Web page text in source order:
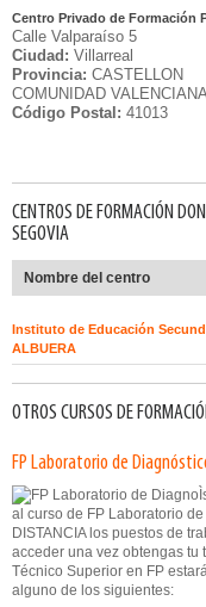
Centro Privado de Formación
Calle Valparaíso 5
Ciudad: Villarreal
Provincia: CASTELLON
COMUNIDAD
Código Postal: 41013
CENTROS DE FORMACIÓN
SEGOVIA
Nombre del centro
Instituto de Educación
ALBUERA
OTROS CURSOS DE
FP Laboratorio de
al curso de FP Laboratorio
DISTANCIA los puestos de
acceder una vez obtengas tu
Técnico Superior en FP
alguno de los siguientes: